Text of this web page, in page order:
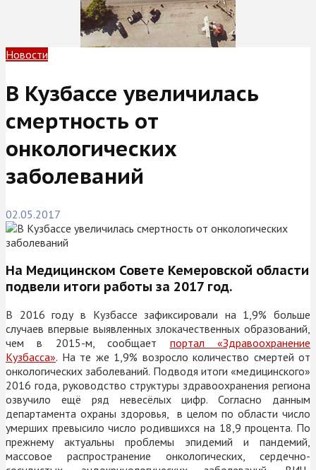
Новости
В Кузбассе увеличилась
смертность от
онкологических
заболеваний
02.05.2017
На Медицинском Совете Кемеровской области
подвели итоги работы за 2017 год.
В 2016 году в Кузбассе зафиксировали на 1,9% больше
случаев впервые выявленных злокачественных образований,
чем в 2015-м, сообщает портал «Здравоохранение
Кузбасса». На те же 1,9% возросло количество смертей от
онкологических заболеваний. Подводя итоги «медицинского»
2016 года, руководство структуры здравоохранения региона
озвучило ещё ряд невесёлых цифр. Согласно данным
департамента охраны здоровья, в целом по области число
умерших превысило число родившихся на 18,9 процента. По
прежнему актуальны проблемы эпидемий и пандемий,
массовое распространение онкологических, сердечно-